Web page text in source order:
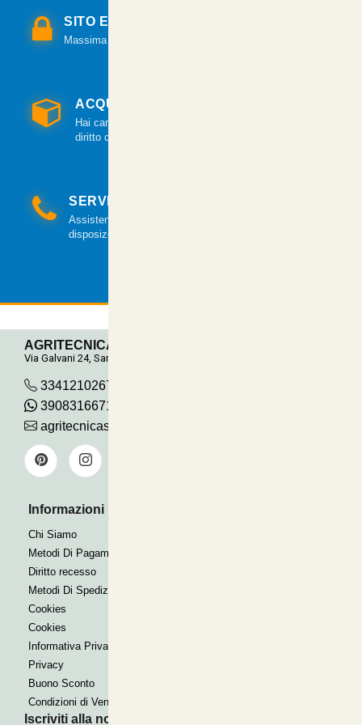
SITO E PAGAMENTI SICURI
Massima sicurezza per tutte le modalità di pagamento.
ACQUISTO GARANTITO
Hai cambiato idea? Hai 14 giorni per esercitare il
diritto di recesso.
SERVIZIO CLIENTI
Assistenza clienti via mail e telefonica a tua
disposizione.
AGRITECNICA S.R.L.
Via Galvani 24, San Pancrazio
3341210267
390831667115
agritecnicasrl@gmail.com
Informazioni Utili
Chi Siamo
Metodi Di Pagamento
Diritto recesso
Metodi Di Spedizione
Cookies
Cookies
Informativa Privacy
Privacy
Buono Sconto
Condizioni di Vendita
Iscriviti alla nostra Newsletter